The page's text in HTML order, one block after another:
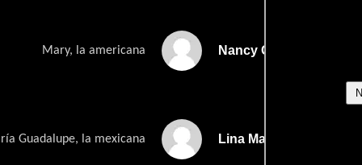
Mary, la americana Nancy Glenn
Guadalupe, la mexicana Lina Marín